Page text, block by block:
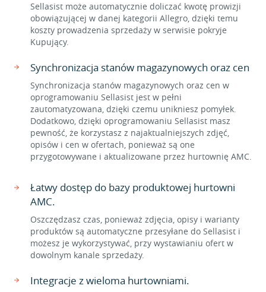
Sellasist może automatycznie doliczać kwotę prowizji
obowiązującej w danej kategorii Allegro, dzięki temu
koszty prowadzenia sprzedaży w serwisie pokryje
Kupujący.
Synchronizacja stanów magazynowych oraz cen
Synchronizacja stanów magazynowych oraz cen w
oprogramowaniu Sellasist jest w pełni
zautomatyzowana, dzięki czemu unikniesz pomyłek.
Dodatkowo, dzięki oprogramowaniu Sellasist masz
pewność, że korzystasz z najaktualniejszych zdjęć,
opisów i cen w ofertach, ponieważ są one
przygotowywane i aktualizowane przez hurtownię AMC.
Łatwy dostęp do bazy produktowej hurtowni
AMC.
Oszczędzasz czas, ponieważ zdjęcia, opisy i warianty
produktów są automatyczne przesyłane do Sellasist i
możesz je wykorzystywać, przy wystawianiu ofert w
dowolnym kanale sprzedaży.
Integracje z wieloma hurtowniami.